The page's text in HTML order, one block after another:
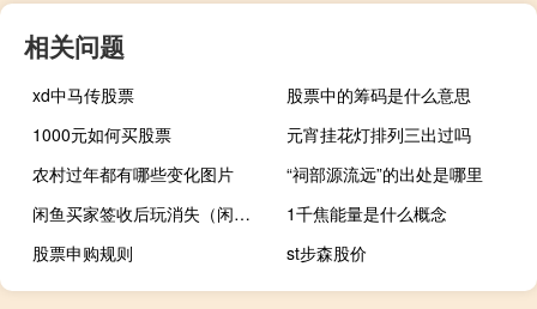
相关问题
xd中马传股票
股票中的筹码是什么意思
1000元如何买股票
元宵挂花灯排列三出过吗
农村过年都有哪些变化图片
“祠部源流远”的出处是哪里
闲鱼买家签收后玩消失（闲鱼买家收货后玩消失）
1千焦能量是什么概念
股票申购规则
st步森股价